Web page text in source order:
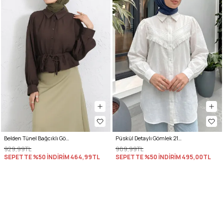
Belden Tünel Bağcıklı Gömlek Y0117 - KAHVERENGİ
929,99TL
SEPETTE %50 İNDİRİM464,99TL
Püskül Detaylı Gömlek 2109 - BEYAZ
989,99TL
SEPETTE %50 İNDİRİM495,00TL